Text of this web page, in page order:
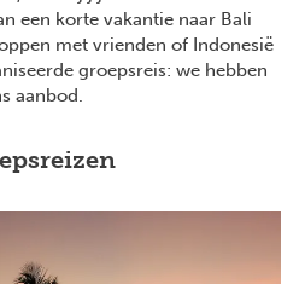
een korte vakantie naar Bali
met vrienden of Indonesië
groepsreis: we hebben
aanbod.